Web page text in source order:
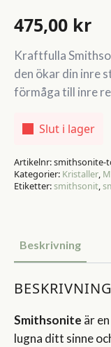
475,00 kr
Kraftfulla
den ökar din inre
förmåga till inre
Slut i lager
Artikelnr:smithsonite-
Kategorier: Kristaller,
Etiketter:smithsonit,
Beskrivning
BESKRIVNING
Smithsonite är
lugna ditt sinne